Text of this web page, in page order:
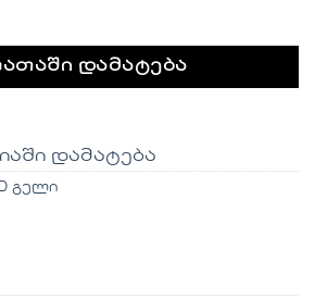
GEL S1023
დამატება
დამატება
გელი